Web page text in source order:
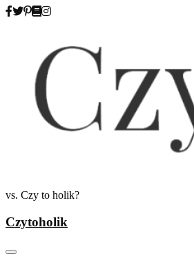
Skip
vs. Czy to holik?
Czytoholik